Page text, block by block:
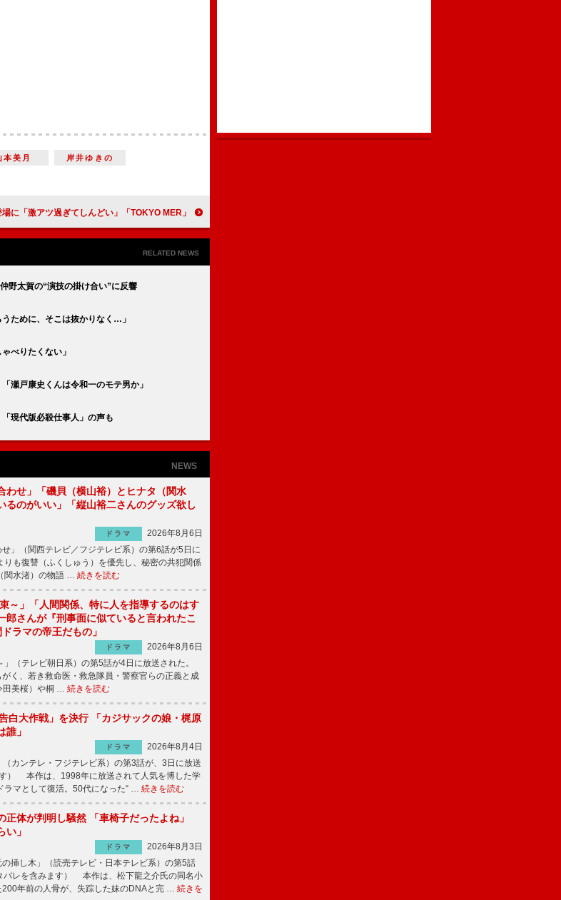
本美月
岸井ゆきの
「TOKYO MER」新章スタート 物語の鍵を握る城田優の登場に「激アツ過ぎてしんどい」
RELATED NEWS
野太賀の“演技の掛け合い”に反響
ために、そこは抜かりなく…」
べりたくない」
瀬戸康史くんは令和一のモテ男か」
現代版必殺仕事人」の声も
NEWS
わせ」「磯貝（横山裕）とヒナタ（関水
るのがいい」「縦山裕二さんのグッズ欲し
ドラマ
2026年8月6日
」（関西テレビ／フジテレビ系）の第6話が5日に
も復讐（ふくしゅう）を優先し、秘密の共犯関係
関水渚）の物語 … 続きを読む
～」「人間関係、特に人を指導するのはす
郎さんが『刑事面に似ていると言われたこ
ラマの帝王だもの」
ドラマ
2026年8月6日
（テレビ朝日系）の第5話が4日に放送された。
く、若き救命医・救急隊員・警察官らの正義と成
田美桜）や桐 … 続きを読む
白大作戦」を決行 「カジサックの娘・梶原
誰」
ドラマ
2026年8月4日
カンテレ・フジテレビ系）の第3話が、3日に放送
） 本作は、1998年に放送されて人気を博した学
ラマとして復活。50代になった“ … 続きを読む
正体が判明し騒然 「車椅子だったよね」
い」
ドラマ
2026年8月3日
挿し木」（読売テレビ・日本テレビ系）の第5話
バレを含みます） 本作は、松下龍之介氏の同名小
年前の人骨が、失踪した妹のDNAと完 … 続きを